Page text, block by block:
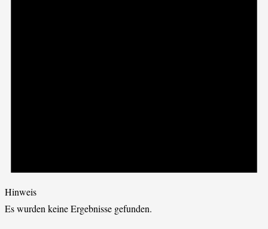
Hinweis
Es wurden keine Ergebnisse gefunden.